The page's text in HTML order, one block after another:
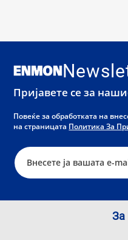
Пријавете се за
Повеќе за обработката на
на страницата Политика За
За